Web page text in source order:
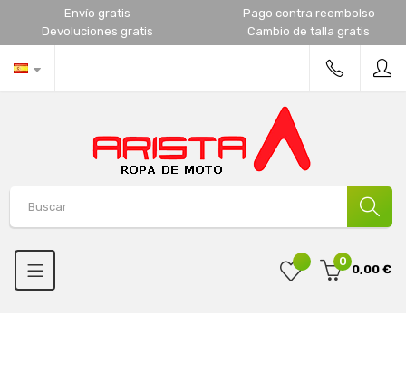
Envío gratis
Pago contra reembolso
Devoluciones gratis
Cambio de talla gratis
0
0,00 €